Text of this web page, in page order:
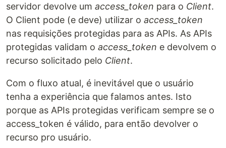
servidor devolve um access_token para o Client.
O Client pode (e deve) utilizar o access_token
nas requisições protegidas para as APIs. As APIs
protegidas validam o access_token e devolvem o
recurso solicitado pelo Client.
Com o fluxo atual, é inevitável que o usuário
tenha a experiência que falamos antes. Isto
porque as APIs protegidas verificam sempre se o
access_token é válido, para então devolver o
recurso pro usuário.